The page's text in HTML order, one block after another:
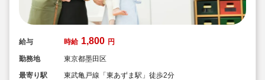
給与 時給 1,800 円
勤務地
東京都墨田区
最寄り駅
東武亀戸線「東あずま駅」徒歩2分